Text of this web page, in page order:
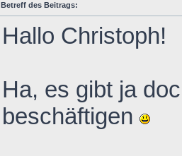
Betreff des Beitrags:
Hallo Christoph!
Ha, es gibt ja
beschäftigen